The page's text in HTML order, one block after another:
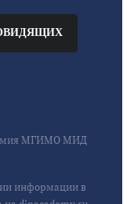
МГИМО МИД
информации в